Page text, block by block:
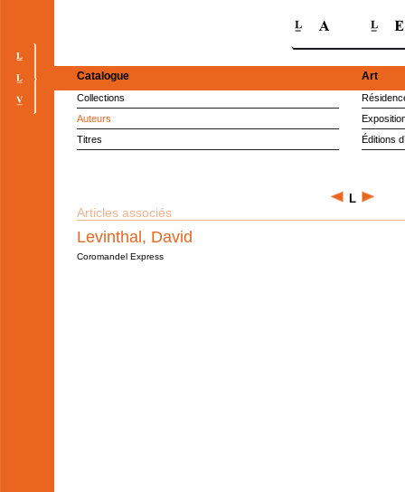
Catalogue
Collections
Auteurs
Titres
Art
Éditions
L
Articles associés
Levinthal, David
Coromandel Express